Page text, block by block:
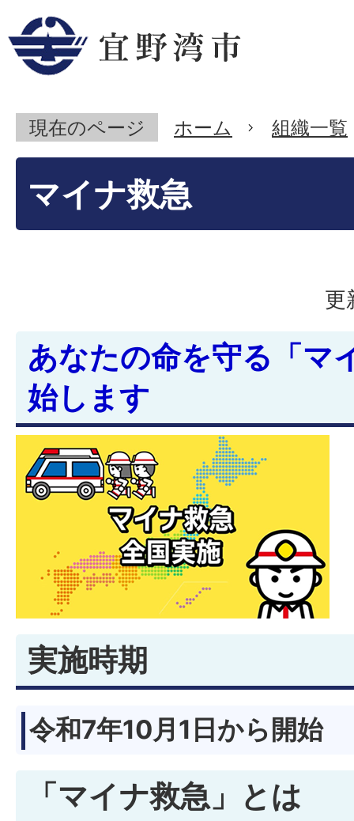
現在のページ ホーム 組織一覧
マイナ救急
更
あなたの命を守る「マ
始します
実施時期
令和7年10月1日から開始
「マイナ救急」とは